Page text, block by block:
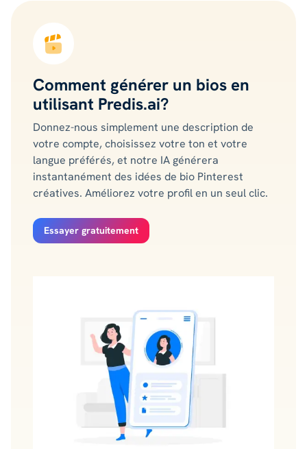
Comment générer un bios en
utilisant Predis.ai?
Donnez-nous simplement une description de
votre compte, choisissez votre ton et votre
langue préférés, et notre IA générera
instantanément des idées de bio Pinterest
créatives. Améliorez votre profil en un seul clic.
Essayer gratuitement